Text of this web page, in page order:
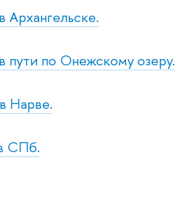
Архангельске.
пути по Онежскому озеру.
Нарве.
СПб.